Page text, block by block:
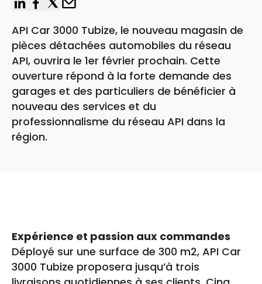
API Car 3000 Tubize, le nouveau magasin de
pièces détachées automobiles du réseau
API, ouvrira le 1er février prochain. Cette
ouverture répond à la forte demande des
garages et des particuliers de bénéficier à
nouveau des services et du
professionnalisme du réseau API dans la
région.
Expérience et passion aux commandes
Déployé sur une surface de 300 m2, API Car
3000 Tubize proposera jusqu’à trois